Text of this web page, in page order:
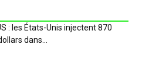
: les États-Unis injectent 870
dans...